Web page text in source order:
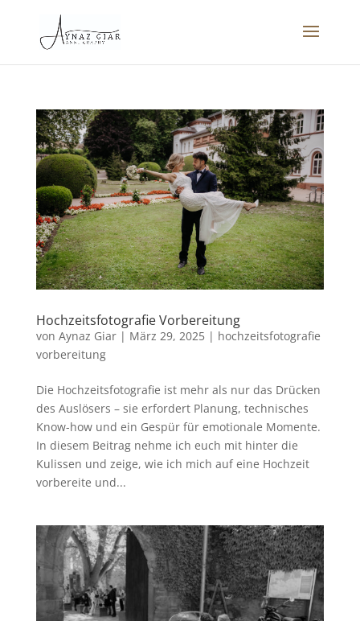
Hochzeitsfotografie Vorbereitung
von Aynaz Giar| März 29, 2025| hochzeitsfotografie
vorbereitung
Die Hochzeitsfotografie ist mehr als nur das Drücken
des Auslösers – sie erfordert Planung, technisches
Know-how und ein Gespür für emotionale Momente.
In diesem Beitrag nehme ich euch mit hinter die
Kulissen und zeige, wie ich mich auf eine Hochzeit
vorbereite und...